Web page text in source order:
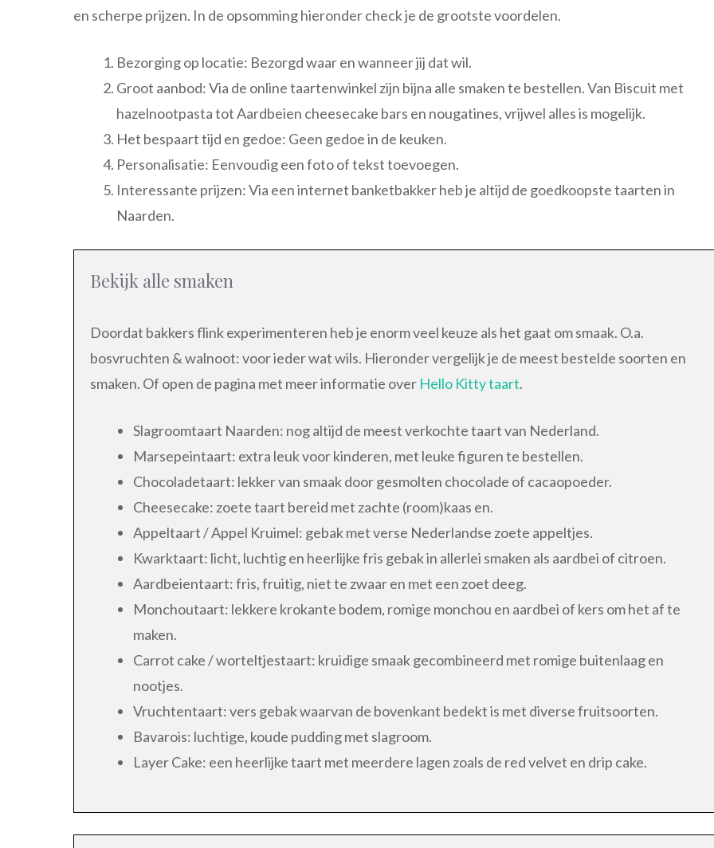
en scherpe prijzen. In de opsomming hieronder check je de grootste voordelen.
Bezorging op locatie: Bezorgd waar en wanneer jij dat wil.
Groot aanbod: Via de online taartenwinkel zijn bijna alle smaken te bestellen. Van Biscuit met
hazelnootpasta tot Aardbeien cheesecake bars en nougatines, vrijwel alles is mogelijk.
Het bespaart tijd en gedoe: Geen gedoe in de keuken.
Personalisatie: Eenvoudig een foto of tekst toevoegen.
Interessante prijzen: Via een internet banketbakker heb je altijd de goedkoopste taarten in
Naarden.
Bekijk alle smaken
Doordat bakkers flink experimenteren heb je enorm veel keuze als het gaat om smaak. O.a.
bosvruchten & walnoot: voor ieder wat wils. Hieronder vergelijk je de meest bestelde soorten en
smaken. Of open de pagina met meer informatie over Hello Kitty taart.
Slagroomtaart Naarden: nog altijd de meest verkochte taart van Nederland.
Marsepeintaart: extra leuk voor kinderen, met leuke figuren te bestellen.
Chocoladetaart: lekker van smaak door gesmolten chocolade of cacaopoeder.
Cheesecake: zoete taart bereid met zachte (room)kaas en.
Appeltaart / Appel Kruimel: gebak met verse Nederlandse zoete appeltjes.
Kwarktaart: licht, luchtig en heerlijke fris gebak in allerlei smaken als aardbei of citroen.
Aardbeientaart: fris, fruitig, niet te zwaar en met een zoet deeg.
Monchoutaart: lekkere krokante bodem, romige monchou en aardbei of kers om het af te
maken.
Carrot cake / worteltjestaart: kruidige smaak gecombineerd met romige buitenlaag en
nootjes.
Vruchtentaart: vers gebak waarvan de bovenkant bedekt is met diverse fruitsoorten.
Bavarois: luchtige, koude pudding met slagroom.
Layer Cake: een heerlijke taart met meerdere lagen zoals de red velvet en drip cake.